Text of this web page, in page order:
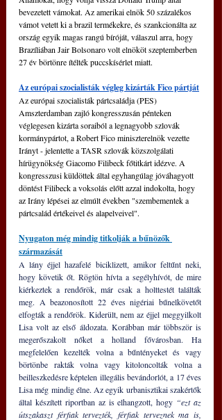
bevezetett vámokat. Az amerikai elnök 50 százalékos
vámot vetett ki a brazil termékekre, és szankcionálta az
ország egyik magas rangú bíróját, válaszul arra, hogy
Brazíliában Jair Bolsonaro volt elnököt szeptemberben
27 év börtönre ítélték puccskísérlet miatt.
Az európai szocialisták végleg kizárták Fico pártját
Az európai szocialisták pártcsaládja (PES)
Amszterdamban zajló kongresszusán pénteken
véglegesen kizárta soraiból a legnagyobb szlovák
kormánypártot, a Robert Fico miniszterelnök vezette
Irányt - jelentette a TASR szlovák közszolgálati
hírügynökség Giacomo Filibeck főtitkárt idézve. A
kongresszusi küldöttek által egyhangúlag jóváhagyott
döntést Filibeck a voksolás előtt azzal indokolta, hogy
az Irány lépései az elmúlt években "szembementek a
pártcsalád értékeivel és alapelveivel".
Nyugaton még mindig titkolják a bűnözők
származását
A lány éjjel hazafelé biciklizett, amikor feltűnt neki,
hogy követik őt. Rögtön hívta a segélyhívót, de mire
kiérkeztek a rendőrök, már csak a holttestét találták
meg. A beazonosított 22 éves nigériai bűnelkövetőt
elfogták a rendőrök. Kiderült, nem az éjjel meggyilkolt
Lisa volt az első áldozata. Korábban már többször is
megerőszakolt nőket a holland fővárosban. Ha
megfelelően kezelték volna a bűntényeket és vagy
börtönbe rakták volna vagy kitoloncolták volna a
beilleszkedésre képtelen illegális bevándorlót, a 17 éves
Lisa még mindig élne. Az egyik urbanisztikai szakértők
által készített riportban az is elhangzott, hogy “ezt az
útszakaszt férfiak tervezték, férfiak terveznek ma is,